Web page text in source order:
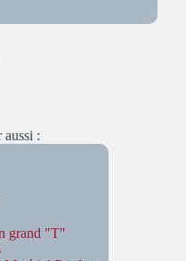
:
grand "T"